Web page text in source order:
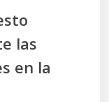
las
en la